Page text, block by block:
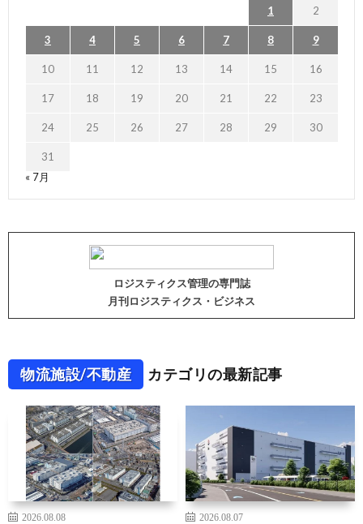
1 2
3 4 5 6 7 8 9
10 11 12 13 14 15 16
17 18 19 20 21 22 23
24 25 26 27 28 29 30
31
« 7月
ロジスティクス管理の専門誌
月刊ロジスティクス・ビジネス
物流施設/不動産 カテゴリの最新記事
2026.08.08
2026.08.07